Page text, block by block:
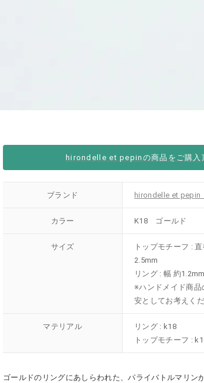
hirondelle et pepinの商品をご購
ブランド hirondelle et pepin
カラー K18 ゴールド
サイズ
トップモチーフ :
2.5mm
リング : 幅 約
※ハンドメイド商品
安としてお考えく
マテリアル
リング : k18
トップモチーフ :
ゴールドのリングにあしらわれた、パライバトルマリン